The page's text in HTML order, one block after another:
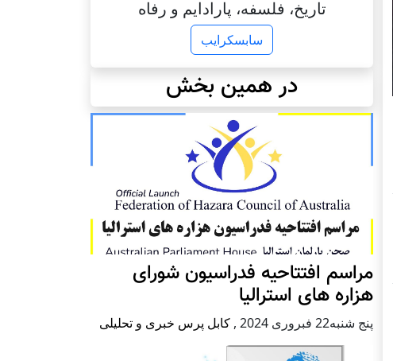
تاریخ، فلسفه، پارادایم و رفاه
سابسکرایب
در همین بخش
مراسم افتتاحیه فدراسیون شورای
هزاره های استرالیا
پنج شنبه22 فبروری 2024 , کابل پرس خبری و تحلیلی